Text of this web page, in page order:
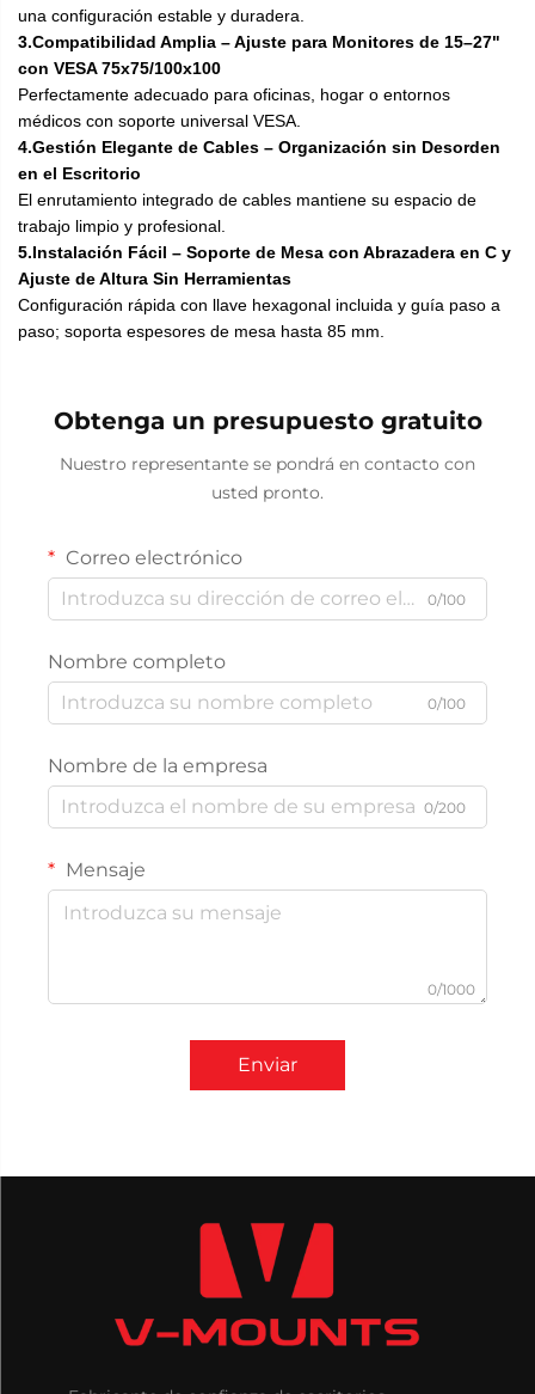
una configuración estable y duradera.
3.Compatibilidad Amplia – Ajuste para Monitores de 15–27"
con VESA 75x75/100x100
Perfectamente adecuado para oficinas, hogar o entornos
médicos con soporte universal VESA.
4.Gestión Elegante de Cables – Organización sin Desorden
en el Escritorio
El enrutamiento integrado de cables mantiene su espacio de
trabajo limpio y profesional.
5.Instalación Fácil – Soporte de Mesa con Abrazadera en C y
Ajuste de Altura Sin Herramientas
Configuración rápida con llave hexagonal incluida y guía paso a
paso; soporta espesores de mesa hasta 85 mm.
Obtenga un presupuesto gratuito
Nuestro representante se pondrá en contacto con
usted pronto.
Correo electrónico
0/100
Nombre completo
0/100
Nombre de la empresa
0/200
Mensaje
0/1000
Enviar